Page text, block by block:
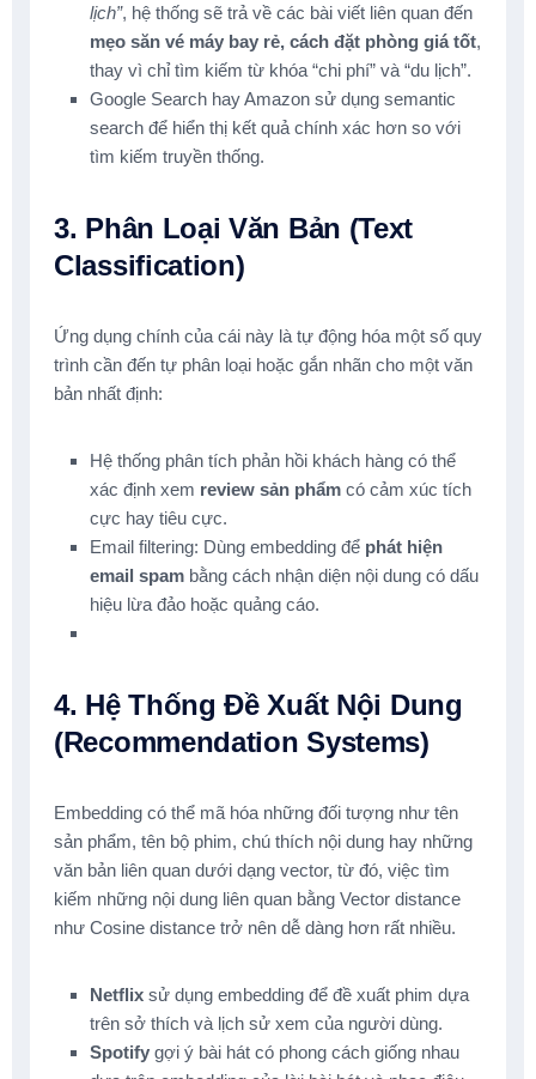
lịch”, hệ thống sẽ trả về các bài viết liên quan đến
mẹo săn vé máy bay rẻ, cách đặt phòng giá tốt,
thay vì chỉ tìm kiếm từ khóa “chi phí” và “du lịch”.
Google Search hay Amazon sử dụng semantic
search để hiển thị kết quả chính xác hơn so với
tìm kiếm truyền thống.
3. Phân Loại Văn Bản (Text
Classification)
Ứng dụng chính của cái này là tự động hóa một số quy
trình cần đến tự phân loại hoặc gắn nhãn cho một văn
bản nhất định:
Hệ thống phân tích phản hồi khách hàng có thể
xác định xem review sản phẩm có cảm xúc tích
cực hay tiêu cực.
Email filtering: Dùng embedding để phát hiện
email spam bằng cách nhận diện nội dung có dấu
hiệu lừa đảo hoặc quảng cáo.
4. Hệ Thống Đề Xuất Nội Dung
(Recommendation Systems)
Embedding có thể mã hóa những đối tượng như tên
sản phẩm, tên bộ phim, chú thích nội dung hay những
văn bản liên quan dưới dạng vector, từ đó, việc tìm
kiếm những nội dung liên quan bằng Vector distance
như Cosine distance trở nên dễ dàng hơn rất nhiều.
Netflix sử dụng embedding để đề xuất phim dựa
trên sở thích và lịch sử xem của người dùng.
Spotify gợi ý bài hát có phong cách giống nhau